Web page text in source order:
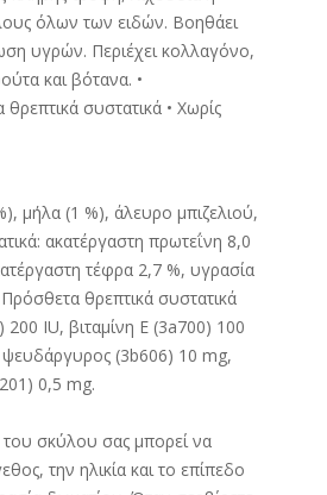
όλων των ειδών. Βοηθάει
υγρών. Περιέχει κολλαγόνο,
και βότανα. •
συστατικά • Χωρίς
μήλα (1 %), άλευρο μπιζελιού,
ακατέργαστη πρωτεΐνη 8,0
τέφρα 2,7 %, υγρασία
θρεπτικά συστατικά
IU, βιταμίνη E (3a700) 100
ψευδάργυρος (3b606) 10 mg,
0,5 mg.
του σκύλου σας μπορεί να
την ηλικία και το επίπεδο